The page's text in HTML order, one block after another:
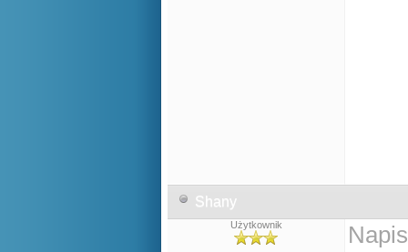
Shany
Użytkownik